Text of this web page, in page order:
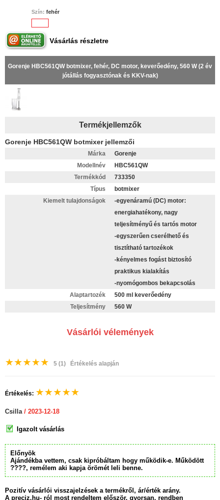
Szín: fehér
Vásárlás részletre
Gorenje HBC561QW botmixer, fehér, DC motor, keverőedény, 560 W (2 év
jótállás fogyasztónak és KKV-nak)
Termékjellemzők
Gorenje HBC561QW botmixer jellemzői
Márka
Gorenje
Modellnév
HBC561QW
Termékkód
733350
Típus
botmixer
Kiemelt tulajdonságok
-egyenáramú (DC) motor:
energiahatékony, nagy
teljesítményű és tartós motor
-egyszerűen cserélhető és
tisztítható tartozékok
-kényelmes fogást biztosító
praktikus kialakítás
-nyomógombos bekapcsolás
Alaptartozék
500 ml keverőedény
Teljesítmény
560 W
Vásárlói vélemények
★★★★★ 5 (1) Értékelés alapján
Értékelés: ★★★★★
Csilla/ 2023-12-18
Igazolt vásárlás
Előnyök
Ajándékba vettem, csak kipróbáltam hogy működik-e. Működött
????, remélem aki kapja örömét leli benne.
Pozitív vásárlói visszajelzések a termékről, ár/érték arány.
A preciz.hu- ról most rendeltem először, gyorsan, rendben